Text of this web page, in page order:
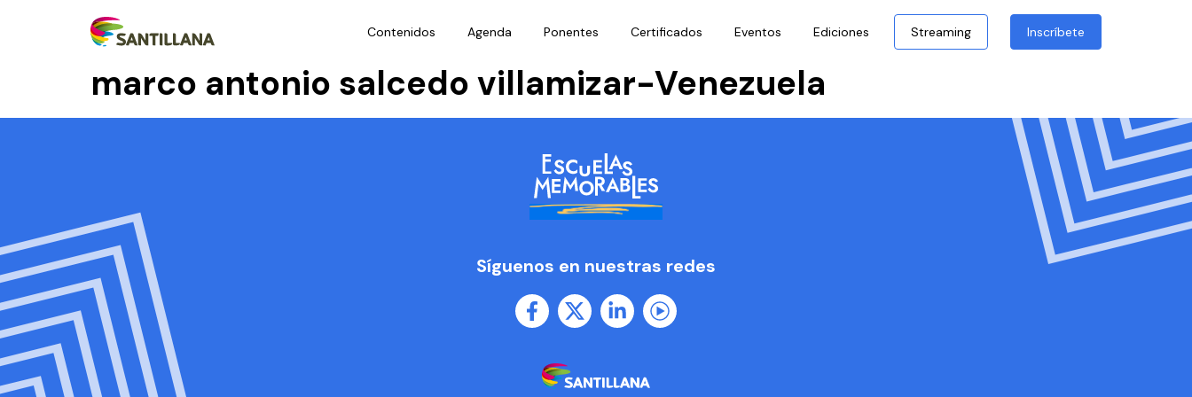
Contenidos Agenda Ponentes Certificados Eventos Ediciones Streaming Inscríbete
marco antonio salcedo villamizar-Venezuela
Síguenos en nuestras redes